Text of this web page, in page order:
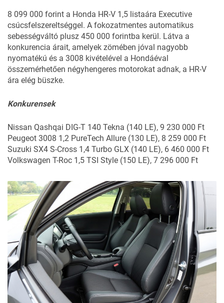
8 099 000 forint a Honda HR-V 1,5 listaára Executive
csúcsfelszereltséggel. A fokozatmentes automatikus
sebességváltó plusz 450 000 forintba kerül. Látva a
konkurencia árait, amelyek zömében jóval nagyobb
nyomatékú és a 3008 kivételével a Hondáéval
összemérhetően négyhengeres motorokat adnak, a HR-V
ára elég büszke.
Konkurensek
Nissan Qashqai DIG-T 140 Tekna (140 LE), 9 230 000 Ft
Peugeot 3008 1,2 PureTech Allure (130 LE), 8 259 000 Ft
Suzuki SX4 S-Cross 1,4 Turbo GLX (140 LE), 6 460 000 Ft
Volkswagen T-Roc 1,5 TSI Style (150 LE), 7 296 000 Ft